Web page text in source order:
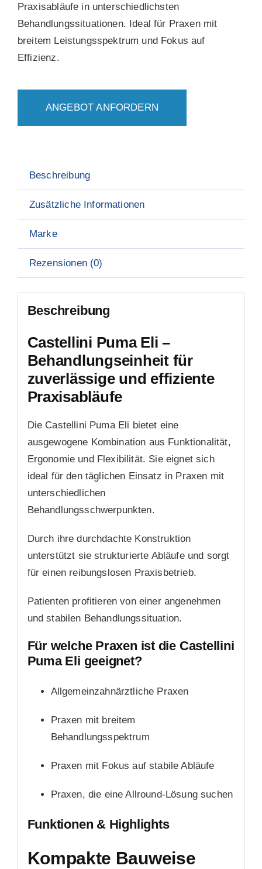
Praxisabläufe in unterschiedlichsten
Behandlungssituationen. Ideal für Praxen mit
breitem Leistungsspektrum und Fokus auf
Effizienz.
ANGEBOT ANFORDERN
Beschreibung
Zusätzliche Informationen
Marke
Rezensionen (0)
Beschreibung
Castellini Puma Eli –
Behandlungseinheit für
zuverlässige und effiziente
Praxisabläufe
Die Castellini Puma Eli bietet eine
ausgewogene Kombination aus Funktionalität,
Ergonomie und Flexibilität. Sie eignet sich
ideal für den täglichen Einsatz in Praxen mit
unterschiedlichen
Behandlungsschwerpunkten.
Durch ihre durchdachte Konstruktion
unterstützt sie strukturierte Abläufe und sorgt
für einen reibungslosen Praxisbetrieb.
Patienten profitieren von einer angenehmen
und stabilen Behandlungssituation.
Für welche Praxen ist die Castellini
Puma Eli geeignet?
Allgemeinzahnärztliche Praxen
Praxen mit breitem
Behandlungsspektrum
Praxen mit Fokus auf stabile Abläufe
Praxen, die eine Allround-Lösung suchen
Funktionen & Highlights
Kompakte Bauweise